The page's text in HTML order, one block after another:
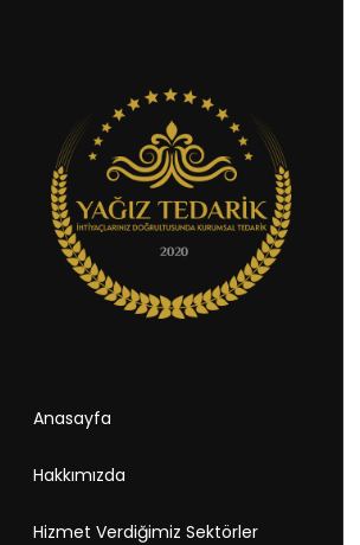
Anasayfa
Hakkımızda
Hizmet Verdiğimiz Sektörler